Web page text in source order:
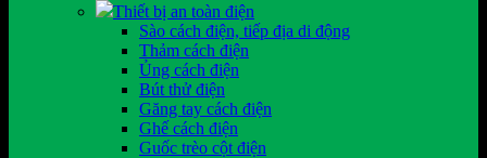
Thiết bị an toàn điện
Sào cách điện, tiếp địa di động
Thảm cách điện
Ủng cách điện
Bút thử điện
Găng tay cách điện
Ghế cách điện
Guốc trèo cột điện